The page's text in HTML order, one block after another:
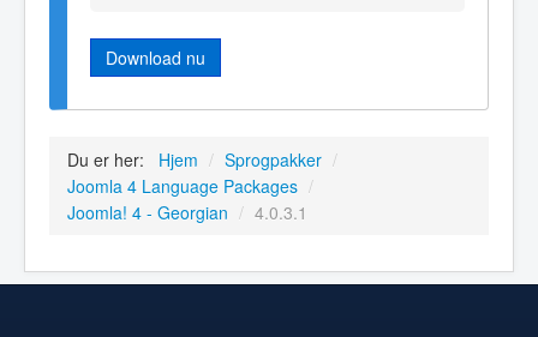
Download nu
Du er her: Hjem / Sprogpakker /
Joomla 4 Language Packages /
Joomla! 4 - Georgian / 4.0.3.1